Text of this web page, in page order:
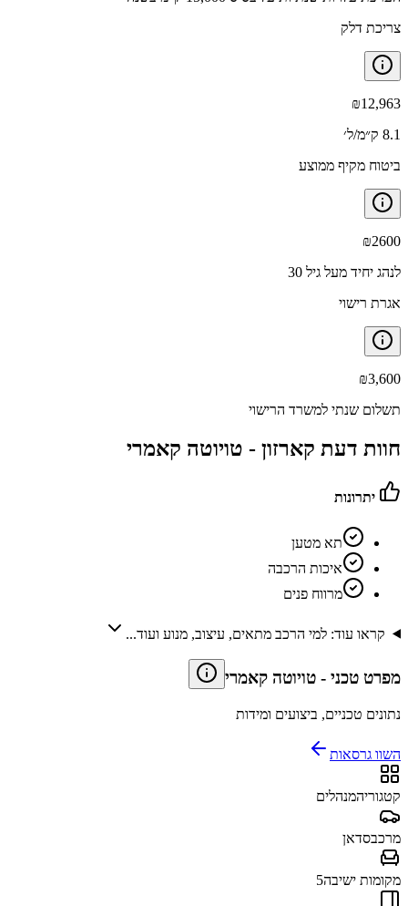
צריכת דלק
₪12,963
8.1 ק״מ/ל׳
ביטוח מקיף ממוצע
₪2600
לנהג יחיד מעל גיל 30
אגרת רישוי
₪3,600
תשלום שנתי למשרד הרישוי
חוות דעת קארזון - טויוטה קאמרי
יתרונות
תא מטען
איכות הרכבה
מרווח פנים
קראו עוד: למי הרכב מתאים, עיצוב, מנוע ועוד...
מפרט טכני - טויוטה קאמרי
נתונים טכניים, ביצועים ומידות
השוו גרסאות
קטגוריהמנהלים
מרכבסדאן
מקומות ישיבה5